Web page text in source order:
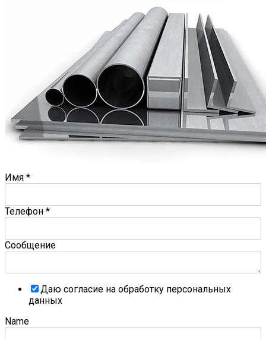
Имя *
Телефон *
Сообщение
Даю согласие на обработку персональных
данных
Name